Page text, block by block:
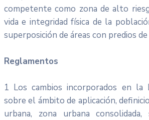
competente como zona de alto
vida e integridad física de la
superposición de áreas con predios
Reglamentos
1 Los cambios incorporados en la
sobre el ámbito de aplicación,
urbana, zona urbana consolidada,